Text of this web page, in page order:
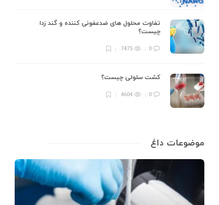
تفاوت محلول های ضدعفونی کننده و گند زدا
چیست؟
0
7475
کشت سلولی چیست؟
0
4604
موضوعات داغ